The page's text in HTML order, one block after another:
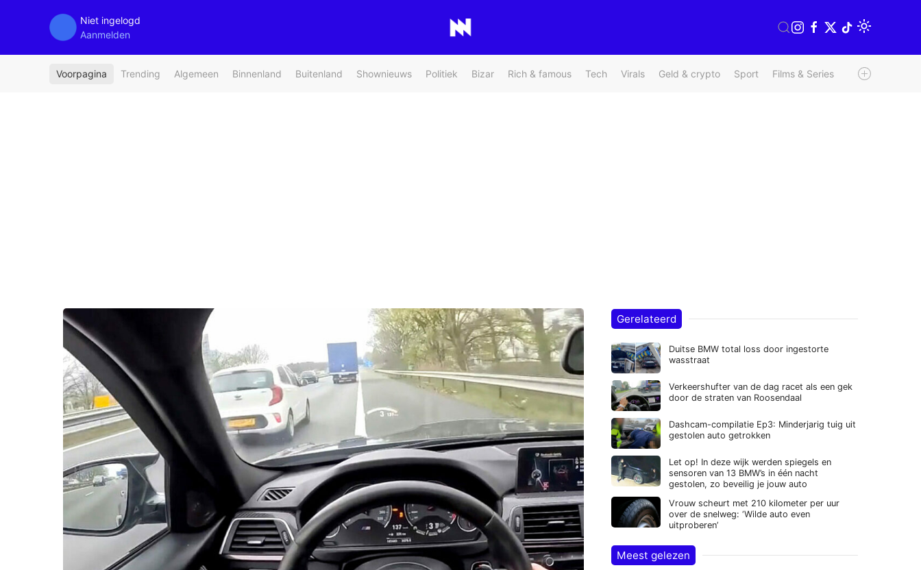
Niet ingelogd
Aanmelden
Voorpagina Trending Algemeen Binnenland Buitenland Shownieuws Politiek Bizar Rich & famous Tech Virals Geld & crypto Sport Films & Series Radio & TV
Gerelateerd
Duitse BMW total loss door ingestorte
wasstraat
Verkeershufter van de dag racet als een gek
door de straten van Roosendaal
Dashcam-compilatie Ep3: Minderjarig tuig uit
gestolen auto getrokken
Let op! In deze wijk werden spiegels en
sensoren van 13 BMW’s in één nacht
gestolen, zo beveilig je jouw auto
Vrouw scheurt met 210 kilometer per uur
over de snelweg: ‘Wilde auto even
uitproberen’
Meest gelezen